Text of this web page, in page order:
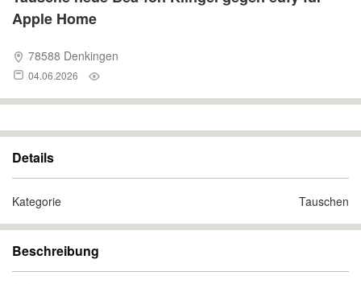
Apple Home
78588 Denkingen
04.06.2026
Details
Kategorie Tauschen
Beschreibung